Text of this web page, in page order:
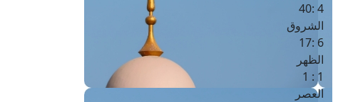
4 :40
الشروق
6 :17
الظهر
1 : 1
العصر